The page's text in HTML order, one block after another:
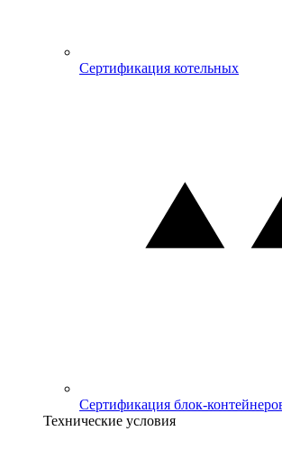
Сертификация котельных
Сертификация блок-
Технические условия